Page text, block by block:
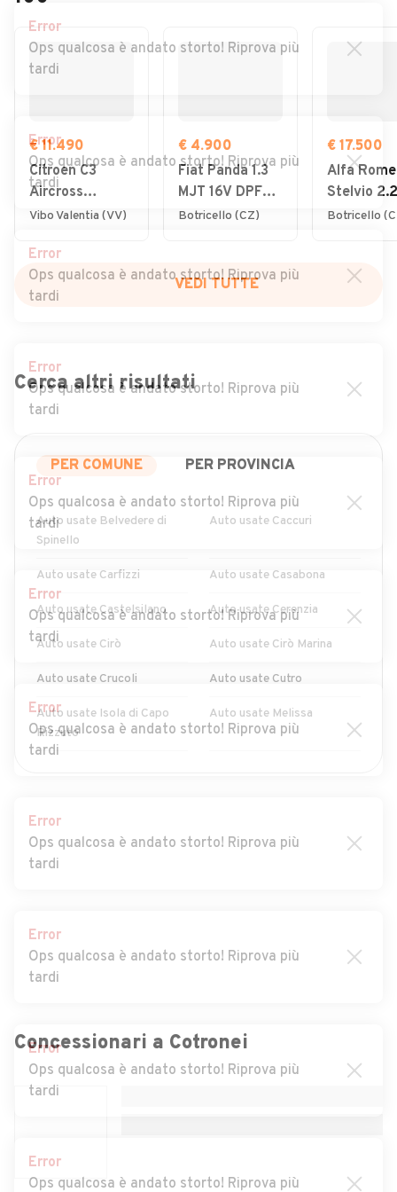
€ 11.490
Citroen C3
Aircross
BlueHDi 110
Vibo Valentia (VV)
€ 4.900
Fiat Panda 1.3
MJT 16V DPF
Classic
Botricello (CZ)
€ 17.500
Alfa
Stelvio 2.2
Botricello
VEDI TUTTE
Cerca altri risultati
PER COMUNE PER PROVINCIA
Auto usate Belvedere di
Spinello
Auto usate Caccuri
Auto usate Carfizzi Auto usate Casabona
Auto usate Castelsilano Auto usate Cerenzia
Auto usate Cirò Auto usate Cirò Marina
Auto usate Crucoli Auto usate Cutro
Auto usate Isola di Capo
Rizzuto
Auto usate Melissa
Policastro
Auto usate Roccabernarda
dell'Alto
Auto usate Savelli
Auto usate Verzino
Concessionari aCotronei
Error
Ops qualcosa è andato storto! Riprova più
tardi
Error
Ops qualcosa è andato storto! Riprova più
tardi
Error
Ops qualcosa è andato storto! Riprova più
tardi
Error
Ops qualcosa è andato storto! Riprova più
tardi
Error
Ops qualcosa è andato storto! Riprova più
tardi
Error
Ops qualcosa è andato storto! Riprova più
tardi
Error
Ops qualcosa è andato storto! Riprova più
tardi
Error
Ops qualcosa è andato storto! Riprova più
tardi
Error
Ops qualcosa è andato storto! Riprova più
tardi
Error
Ops qualcosa è andato storto! Riprova più
tardi
Error
Ops qualcosa è andato storto! Riprova più